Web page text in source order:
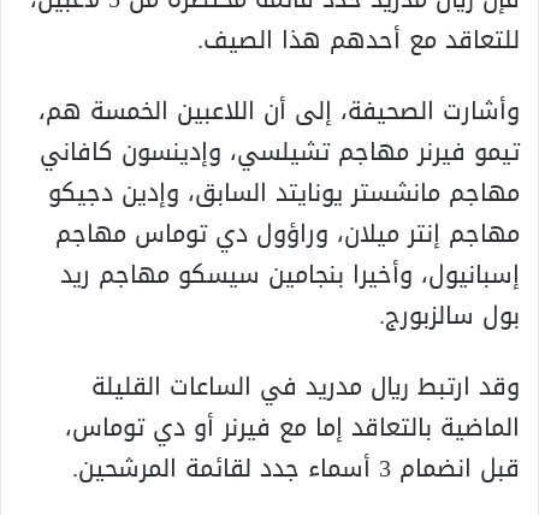
للتعاقد مع أحدهم هذا الصيف.
وأشارت الصحيفة، إلى أن اللاعبين الخمسة هم،
تيمو فيرنر مهاجم تشيلسي، وإدينسون كافاني
مهاجم مانشستر يونايتد السابق، وإدين دجيكو
مهاجم إنتر ميلان، وراؤول دي توماس مهاجم
إسبانيول، وأخيرا بنجامين سيسكو مهاجم ريد
بول سالزبورج.
وقد ارتبط ريال مدريد في الساعات القليلة
الماضية بالتعاقد إما مع فيرنر أو دي توماس،
قبل انضمام 3 أسماء جدد لقائمة المرشحين.